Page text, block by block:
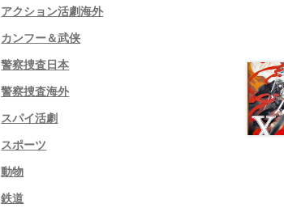
アクション活劇海外
カンフー＆武侠
警察捜査日本
警察捜査海外
スパイ活劇
スポーツ
動物
鉄道